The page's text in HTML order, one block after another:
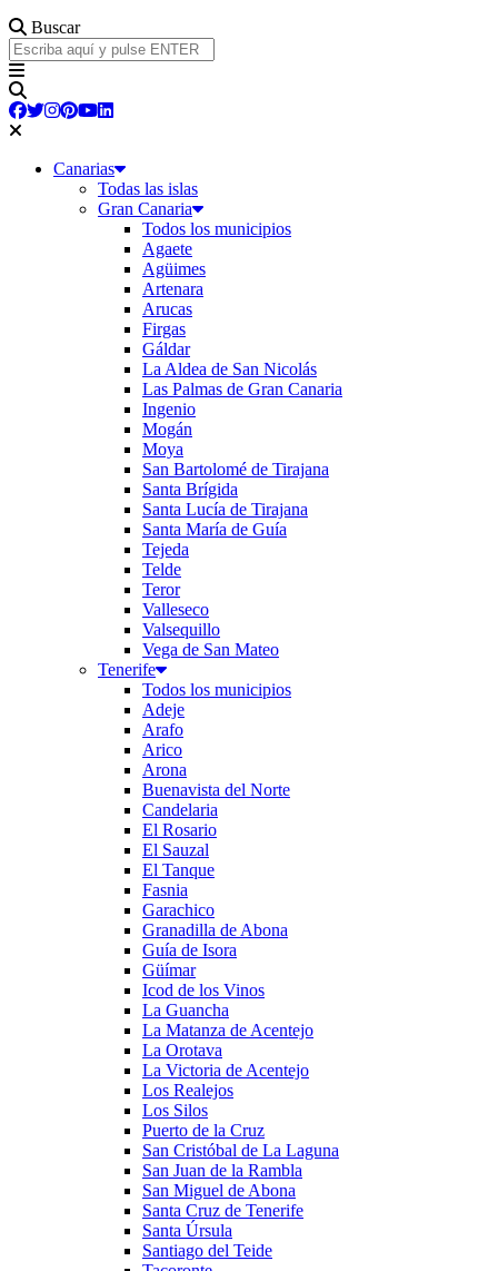
Buscar
Canarias
Todas las islas
Gran Canaria
Todos los municipios
Agaete
Agüimes
Artenara
Arucas
Firgas
Gáldar
La Aldea de San Nicolás
Las Palmas de Gran Canaria
Ingenio
Mogán
Moya
San Bartolomé de Tirajana
Santa Brígida
Santa Lucía de Tirajana
Santa María de Guía
Tejeda
Telde
Teror
Valleseco
Valsequillo
Vega de San Mateo
Tenerife
Todos los municipios
Adeje
Arafo
Arico
Arona
Buenavista del Norte
Candelaria
El Rosario
El Sauzal
El Tanque
Fasnia
Garachico
Granadilla de Abona
Guía de Isora
Güímar
Icod de los Vinos
La Guancha
La Matanza de Acentejo
La Orotava
La Victoria de Acentejo
Los Realejos
Los Silos
Puerto de la Cruz
San Cristóbal de La Laguna
San Juan de la Rambla
San Miguel de Abona
Santa Cruz de Tenerife
Santa Úrsula
Santiago del Teide